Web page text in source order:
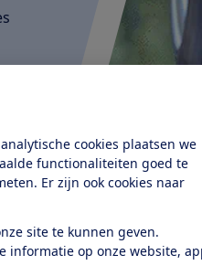
cookies plaatsen we
functionaliteiten goed te
Er zijn ook cookies naar
site te kunnen geven.
informatie op onze website,